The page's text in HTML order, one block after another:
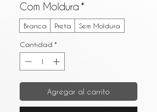
Com Moldura *
Branca Preta Sem Moldura
Cantidad *
Agregar al carrito